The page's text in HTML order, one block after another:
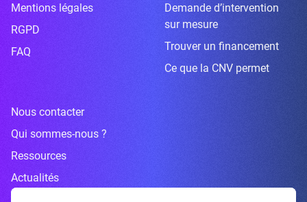
Mentions légales
RGPD
FAQ
Demande d’intervention
sur mesure
Trouver un financement
Ce que la CNV permet
Nous contacter
Qui sommes-nous ?
Ressources
Actualités